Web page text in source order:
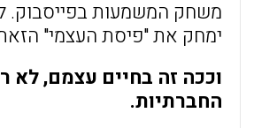
משחק המשמעות בפייסבוק.
ימחק את "פיסת העצמי"
וככה זה בחיים עצמם, לא
החברתיות.